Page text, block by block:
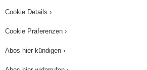
Cookie Details ›
Cookie Präferenzen ›
Abos hier kündigen ›